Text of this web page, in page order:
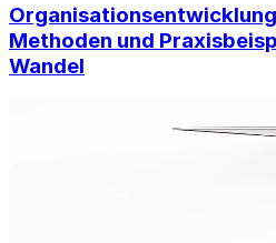
Methoden und
Wandel